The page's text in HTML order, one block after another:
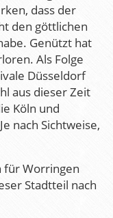
dass der
den göttlichen
Genützt hat
Als Folge
Düsseldorf
aus dieser Zeit
Köln und
nach Sichtweise,
für Worringen
Stadtteil nach